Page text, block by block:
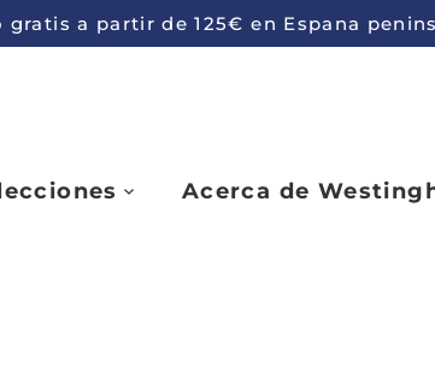
a partir de 125€ en Espana
Acerca de